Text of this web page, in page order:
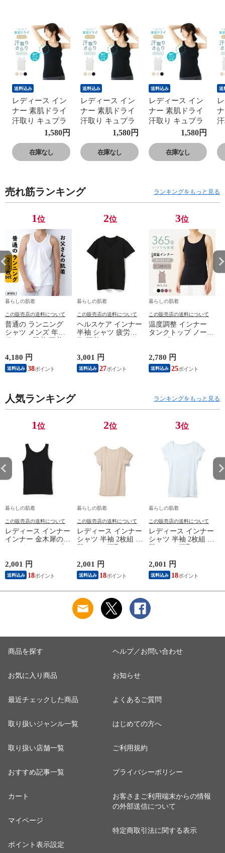
送料込み
レディース イン
ナー 素肌ドライ
汗取り キュプラ
入り タンクトッ
プ セットでお
得!! 脇汗 汗取り
パッド付き 春夏
ブ 綿 汗とり パ
ット付き 吸汗速
E 涼しい 肌着
1,580円
在庫なし
送料込み
レディース イン
ナー 素肌ドライ
汗取り キュプラ
入り タンクトッ
プ セットでお
得!! 脇汗 汗取り
パッド付き 春夏
ブ 綿 汗とり パ
ット付き 吸汗速
E 涼しい 肌着
1,580円
在庫なし
送料込み
レディース イン
ナー 素肌ドライ
汗取り キュプラ
入り タンクトッ
プ セットでお
得!! 脇汗 汗取り
パッド付き 春夏
ブ 綿 汗とり パ
ット付き 吸汗速
E 涼しい 肌着
1,580円
在庫なし
送
売れ筋ランキング ランキングをもっと見る
1位
暮らしの肌着
この販売店の送料について
普通の ランニング
シャツ メンズ 年間
ンクトップ ノースリ
ーブ インナー 紳士
男性 シニア 抗菌 防
4,180 円
送料込み 38
2位
暮らしの肌着
この販売店の送料について
ヘルスケア インナー
半袖 シャツ 疲労回
外線 疲労軽減 ボデ
ィケア 健康 プレゼ
ント ギフト ヘルス
3,001 円
送料込み 27
3位
暮らしの肌着
この販売店の送料について
温度調整 インナー
タンクトップ ノース
オフホワイト/ブラウ
ン/ブラック/チャコ
ールグレー/ピンク
2,780 円
送料込み 25
人気ランキング ランキングをもっと見る
1位
暮らしの肌着
この販売店の送料について
レディース インナー
インナー 金木犀のめ
っとり 保湿 ストレ
ッチ ボタニカル タ
ンクトップ 秋冬 お
2,001 円
送料込み 18
2位
暮らしの肌着
この販売店の送料について
レディース インナー
シャツ 半袖 2枚組 素
り インナーシャツ
パッド付き 春夏 汗
染み 防止 汗 対策 綿
ット工業 S5022B-RT
涼しい 肌着
2,001 円
送料込み 18
3位
暮らしの肌着
この販売店の送料について
レディース インナー
シャツ 半袖 2枚組 素
り インナーシャツ
パッド付き 春夏 汗
染み 防止 汗 対策 綿
ット工業 S5022B-RT
涼しい 肌着
2,001 円
送料込み 18
商品を探す
お気に入り商品
最近チェックした商品
取り扱いジャンル一覧
取り扱い店舗一覧
おすすめ記事一覧
カート
マイページ
ポイント表示設定
ヘルプ／お問い合わせ
お知らせ
よくあるご質問
はじめての方へ
ご利用規約
プライバシーポリシー
お客さまご利用端末からの情報
の外部送信について
特定商取引法に関する表示